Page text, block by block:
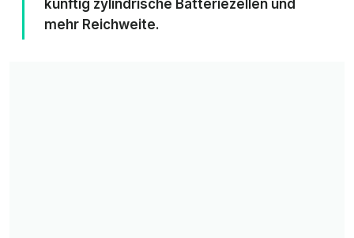
künftig zylindrische Batteriezellen und
mehr Reichweite.